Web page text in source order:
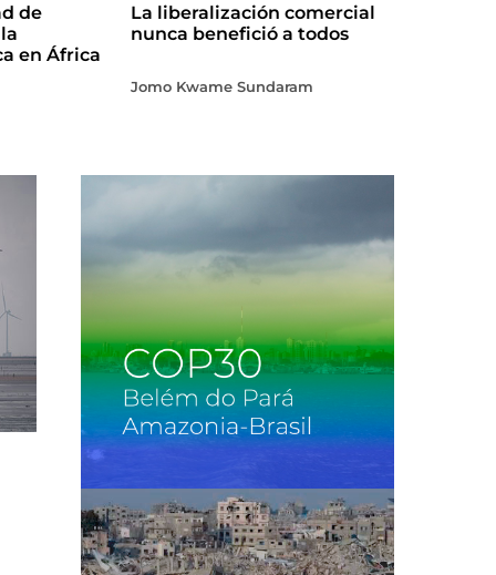
de
en África
La liberalización comercial
nunca benefició a todos
Jomo Kwame Sundaram